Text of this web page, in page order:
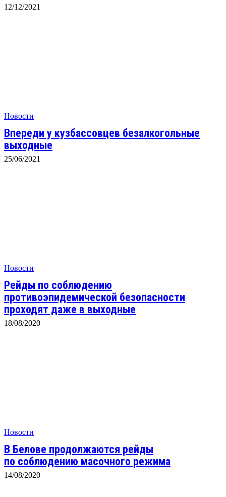
12/12/2021
Новости
Впереди у кузбассовцев безалкогольные
выходные
25/06/2021
Новости
Рейды по соблюдению
противоэпидемической безопасности
проходят даже в выходные
18/08/2020
Новости
В Белове продолжаются рейды
по соблюдению масочного режима
14/08/2020